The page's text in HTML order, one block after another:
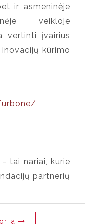
ir asmeninėje
veikloje
vertinti įvairius
kūrimo
- tai nariai, kurie
partnerių